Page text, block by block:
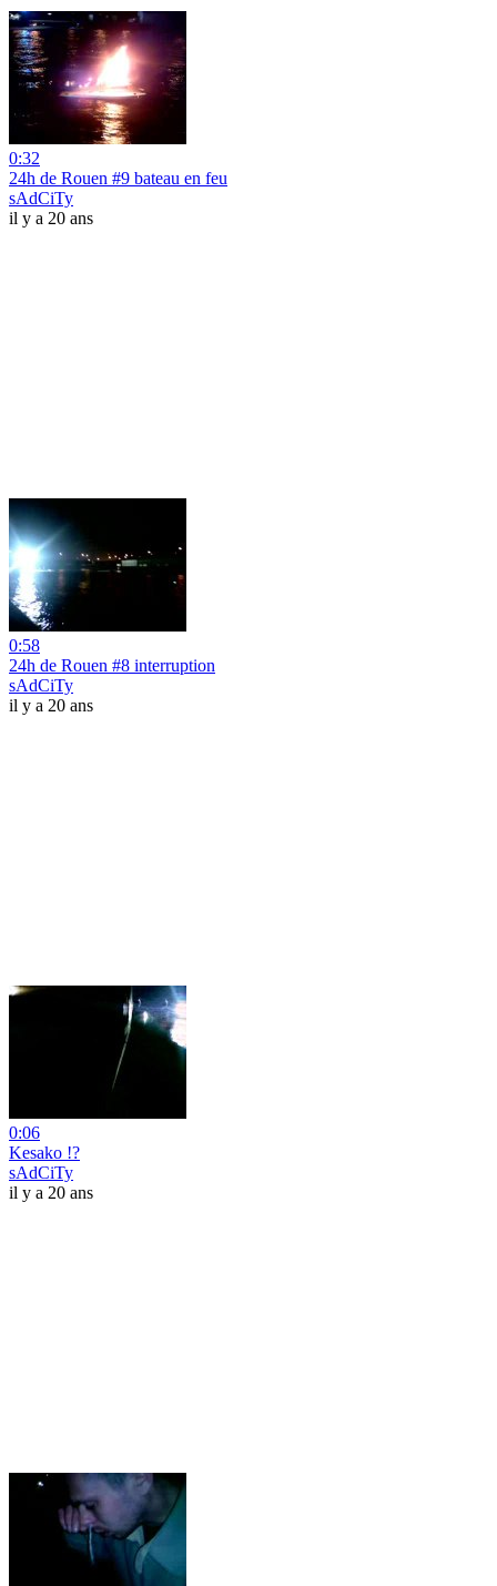
0:32
24h de Rouen #9 bateau en feu
sAdCiTy
il y a 20 ans
0:58
24h de Rouen #8 interruption
sAdCiTy
il y a 20 ans
0:06
Kesako !?
sAdCiTy
il y a 20 ans